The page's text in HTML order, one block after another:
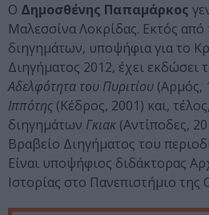
Ο Δημοσθένης Παπαμάρκος
Μαλεσσίνα Λοκρίδας. Εκτός
διηγημάτων, υποψήφια για το
Διηγήματος 2012, έχει εκδώσει
Αδελφότητα του Πυριτίου (Αρμός,
Ιππότης (Κέδρος, 2001) και,
διηγημάτων Γκιακ (Αντίποδες,
Βραβείο Διηγήματος του
Είναι υποψήφιος διδάκτορας
Ιστορίας στο Πανεπιστήμιο της